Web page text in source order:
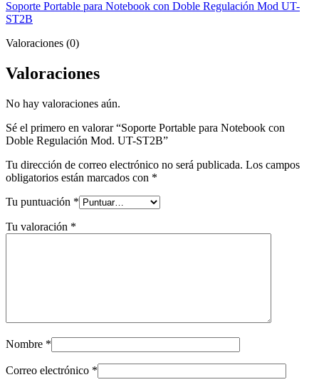
Soporte Portable para Notebook con Doble Regulación Mod UT-
ST2B
Valoraciones (0)
Valoraciones
No hay valoraciones aún.
Sé el primero en valorar “Soporte Portable para Notebook con
Doble Regulación Mod. UT-ST2B”
Tu dirección de correo electrónico no será publicada. Los campos
obligatorios están marcados con *
Tu puntuación *
Tu valoración *
Nombre *
Correo electrónico *